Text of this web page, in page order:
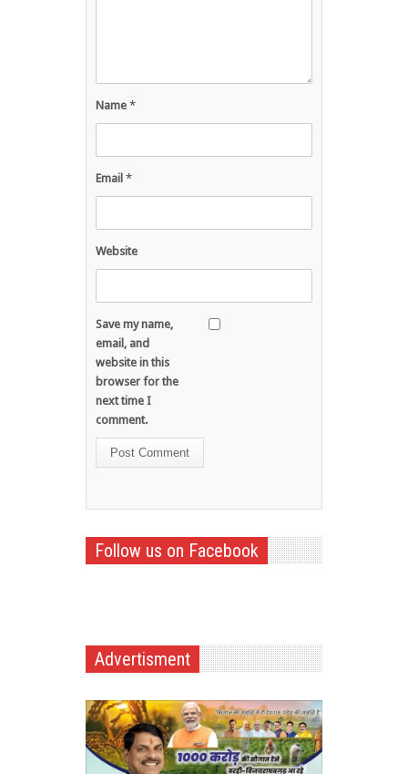
Name *
Email *
Website
Save my name,
email, and
website in this
browser for the
next time I
comment.
Follow us on Facebook
Advertisment